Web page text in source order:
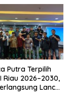
Putra Terpilih
Riau 2026–2030,
Lancar